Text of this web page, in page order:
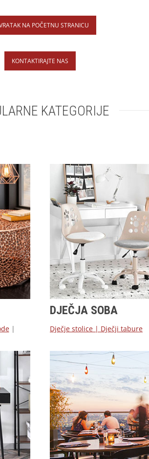
NA POČETNU STRANICU
KONTAKTIRAJTE NAS
KATEGORIJE
|
DJEČJA SOBA
Dječje stolice| Dječji tabure